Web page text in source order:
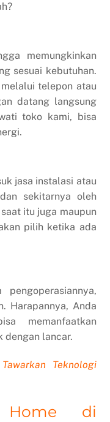
memungkinkan
sesuai kebutuhan.
melalui telepon atau
datang langsung
toko kami, bisa
jasa instalasi atau
sekitarnya oleh
itu juga maupun
pilih ketika ada
Harapannya, Anda
memanfaatkan
dengan lancar.
Teknologi
Home di